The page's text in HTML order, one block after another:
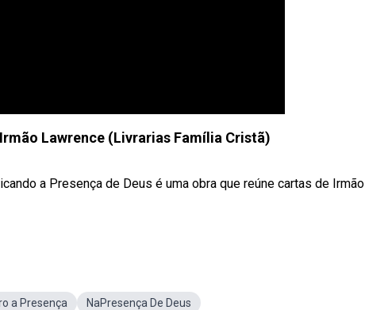
Lawrence (Livrarias Família Cristã)
a Presença de Deus é uma obra que reúne cartas de Irmão
a Presença
NaPresença De Deus